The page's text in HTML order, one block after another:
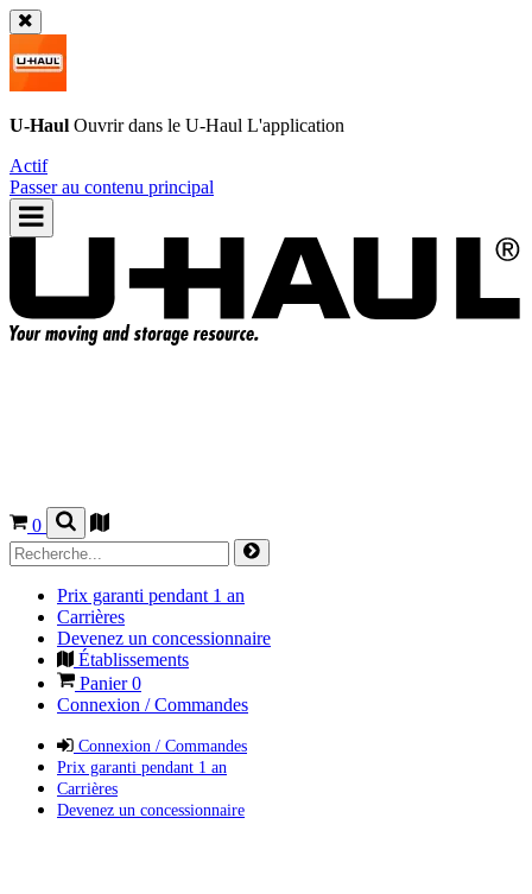
U-Haul Ouvrir dans le U-Haul L'application
Actif
Passer au contenu principal
0
Prix garanti pendant 1 an
Carrières
Devenez un concessionnaire
Établissements
Panier0
Connexion / Commandes
Connexion / Commandes
Prix garanti pendant 1 an
Carrières
Devenez un concessionnaire